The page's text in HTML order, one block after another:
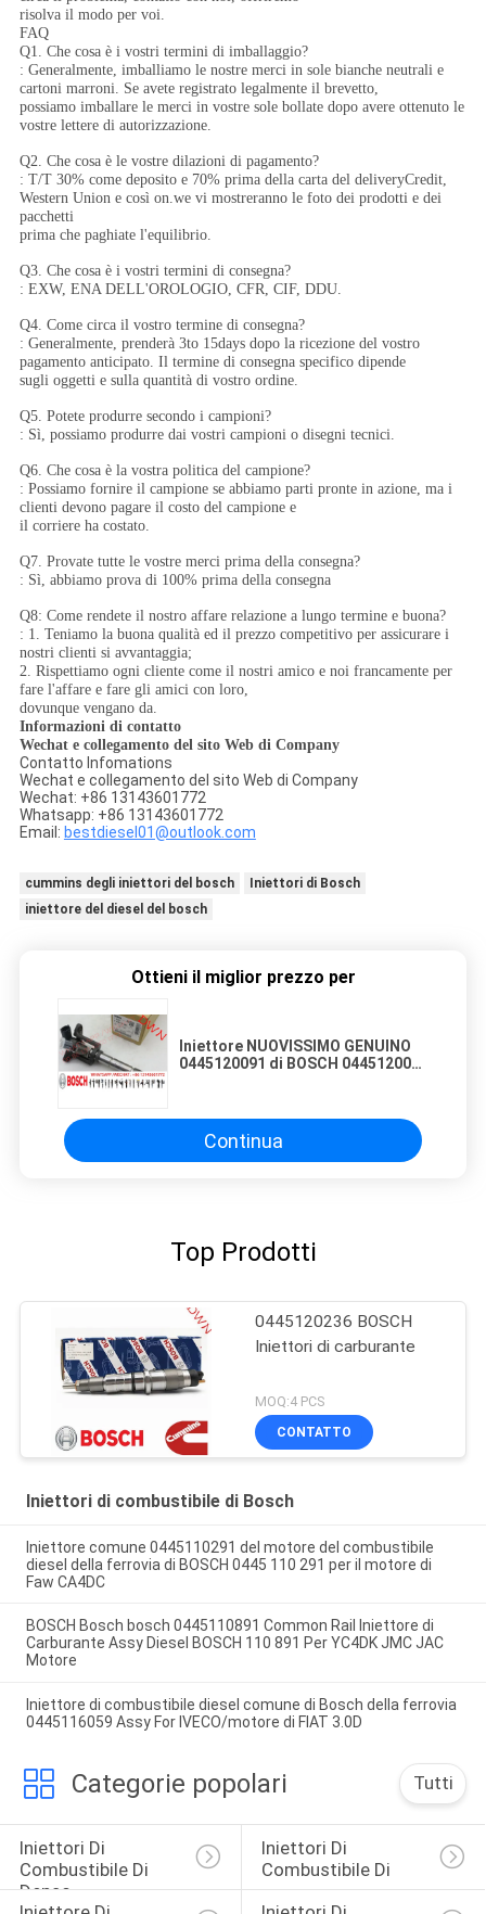
risolva il modo per voi.
FAQ
Q1. Che cosa è i vostri termini di imballaggio?
: Generalmente, imballiamo le nostre merci in sole bianche neutrali e
cartoni marroni. Se avete registrato legalmente il brevetto,
possiamo imballare le merci in vostre sole bollate dopo avere ottenuto le
vostre lettere di autorizzazione.
Q2. Che cosa è le vostre dilazioni di pagamento?
: T/T 30% come deposito e 70% prima della carta del deliveryCredit,
Western Union e così on.we vi mostreranno le foto dei prodotti e dei
pacchetti
prima che paghiate l'equilibrio.
Q3. Che cosa è i vostri termini di consegna?
: EXW, ENA DELL'OROLOGIO, CFR, CIF, DDU.
Q4. Come circa il vostro termine di consegna?
: Generalmente, prenderà 3to 15days dopo la ricezione del vostro
pagamento anticipato. Il termine di consegna specifico dipende
sugli oggetti e sulla quantità di vostro ordine.
Q5. Potete produrre secondo i campioni?
: Sì, possiamo produrre dai vostri campioni o disegni tecnici.
Q6. Che cosa è la vostra politica del campione?
: Possiamo fornire il campione se abbiamo parti pronte in azione, ma i
clienti devono pagare il costo del campione e
il corriere ha costato.
Q7. Provate tutte le vostre merci prima della consegna?
: Sì, abbiamo prova di 100% prima della consegna
Q8: Come rendete il nostro affare relazione a lungo termine e buona?
: 1. Teniamo la buona qualità ed il prezzo competitivo per assicurare i
nostri clienti si avvantaggia;
2. Rispettiamo ogni cliente come il nostri amico e noi francamente per
fare l'affare e fare gli amici con loro,
dovunque vengano da.
Informazioni di contatto
Wechat e collegamento del sito Web di Company
Contatto Infomations
Wechat e collegamento del sito Web di Company
Wechat: +86 13143601772
Whatsapp: +86 13143601772
Email: bestdiesel01@outlook.com
cummins degli iniettori del bosch
Iniettori di Bosch
iniettore del diesel del bosch
Ottieni il miglior prezzo per
Iniettore NUOVISSIMO GENUINO
0445120091 di BOSCH 0445120047
Continua
Top Prodotti
0445120236 BOSCH
Iniettori di carburante
MOQ:4 PCS
CONTATTO
Iniettori di combustibile di Bosch
Iniettore comune 0445110291 del motore del combustibile
diesel della ferrovia di BOSCH 0445 110 291 per il motore di
Faw CA4DC
BOSCH Bosch bosch 0445110891 Common Rail Iniettore di
Carburante Assy Diesel BOSCH 110 891 Per YC4DK JMC JAC
Motore
Iniettore di combustibile diesel comune di Bosch della ferrovia
0445116059 Assy For IVECO/motore di FIAT 3.0D
Categorie popolari Tutti
Iniettori Di
Combustibile Di
Denso
Iniettori Di
Combustibile Di